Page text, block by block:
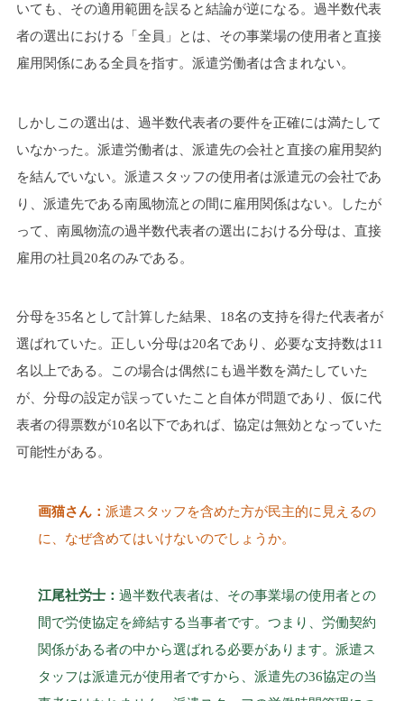
いても、その適用範囲を誤ると結論が逆になる。過半数代表
者の選出における「全員」とは、その事業場の使用者と直接
雇用関係にある全員を指す。派遣労働者は含まれない。
しかしこの選出は、過半数代表者の要件を正確には満たして
いなかった。派遣労働者は、派遣先の会社と直接の雇用契約
を結んでいない。派遣スタッフの使用者は派遣元の会社であ
り、派遣先である南風物流との間に雇用関係はない。したが
って、南風物流の過半数代表者の選出における分母は、直接
雇用の社員20名のみである。
分母を35名として計算した結果、18名の支持を得た代表者が
選ばれていた。正しい分母は20名であり、必要な支持数は11
名以上である。この場合は偶然にも過半数を満たしていた
が、分母の設定が誤っていたこと自体が問題であり、仮に代
表者の得票数が10名以下であれば、協定は無効となっていた
可能性がある。
画猫さん： 派遣スタッフを含めた方が民主的に見えるの
に、なぜ含めてはいけないのでしょうか。
江尾社労士： 過半数代表者は、その事業場の使用者との
間で労使協定を締結する当事者です。つまり、労働契約
関係がある者の中から選ばれる必要があります。派遣ス
タッフは派遣元が使用者ですから、派遣先の36協定の当